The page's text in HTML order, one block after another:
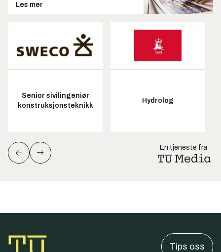
Les mer
Senior sivilingeniør
konstruksjonsteknikk
Hydrolog
En tjeneste fra
Tips oss